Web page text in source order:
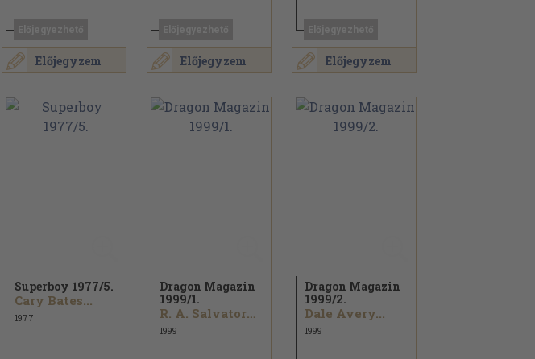
Előjegyzem Előjegyzem Előjegyzem
Superboy 1977/5.
Cary Bates...
1977
Dragon Magazin
1999/1.
R. A. Salvatore...
1999
Dragon Magazin
1999/2.
Dale Avery...
1999